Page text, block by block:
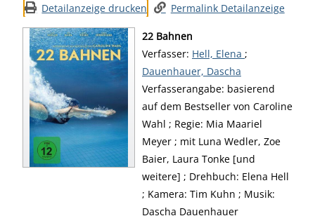
Detailanzeige drucken Permalink Detailanzeige
22 Bahnen
Verfasser: Suche nach diesem
Hell, Elena ;
Dauenhauer, Dascha
Verfasserangabe: basierend
auf dem Bestseller von Caroline
Wahl ; Regie: Mia Maariel
Meyer ; mit Luna Wedler, Zoe
Baier, Laura Tonke [und
weitere] ; Drehbuch: Elena Hell
; Kamera: Tim Kuhn ; Musik:
Dascha Dauenhauer